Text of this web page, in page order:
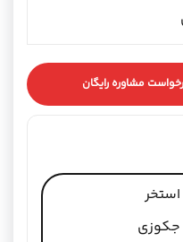
مشاوره رایگان
استخر
جکوزی